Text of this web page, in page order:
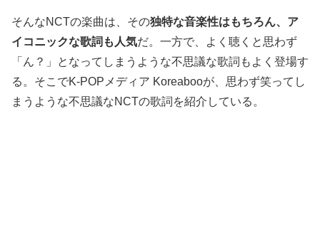
そんなNCTの楽曲は、その独特な音楽性はもちろん、ア
イコニックな歌詞も人気だ。一方で、よく聴くと思わず
「ん？」となってしまうような不思議な歌詞もよく登場す
る。そこでK-POPメディア Koreabooが、思わず笑ってし
まうような不思議なNCTの歌詞を紹介している。